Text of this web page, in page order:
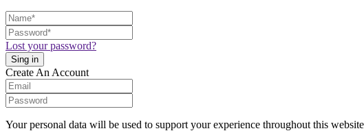
Lost your password?
Create An Account
Your personal data will be used to support your experience throughout this